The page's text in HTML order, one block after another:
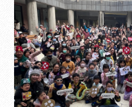
企業客製
喜餅預約
企業永續
永續新聞
利害關係
最新消息
聯絡我們
全台據點
客服中心
會員禮遇
線上購物 會